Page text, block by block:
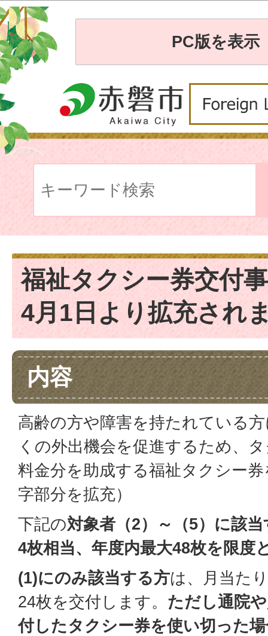
PC版を表示
福祉タクシー券交付
4月1日より拡充され
内容
高齢の方や障害を持たれている
くの外出機会を促進するため、
料金分を助成する福祉タクシー
字部分を拡充）
下記の対象者（2）～（5）に該
4枚相当、年度内最大48枚を限度
(1)にのみ該当する方は、月当た
24枚を交付します。 ただし通院
付したタクシー券を使い切った